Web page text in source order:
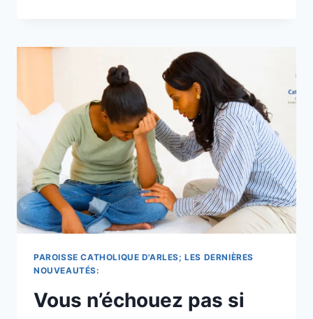
L’ANGÉLUS
DU
PAPE
LÉON
XIV
PRONONCÉ
LE
19
JUILLET
2026
AVEC
UNE
MATINALE.
PAROISSE CATHOLIQUE D'ARLES; LES DERNIÈRES
NOUVEAUTÉS:
Vous n’échouez pas si